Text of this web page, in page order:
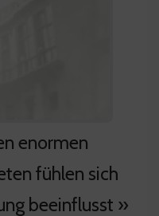
enormen
fühlen sich
beeinflusst »